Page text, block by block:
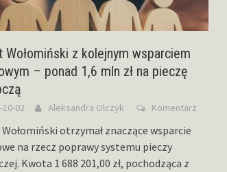
Wołomiński z kolejnym wsparciem
– ponad 1,6 mln zł na pieczę
10-02 Aleksandra Olczyk Komentarz
otrzymał znaczące wsparcie
na rzecz poprawy systemu pieczy
Kwota 1 688 201,00 zł, pochodząca z